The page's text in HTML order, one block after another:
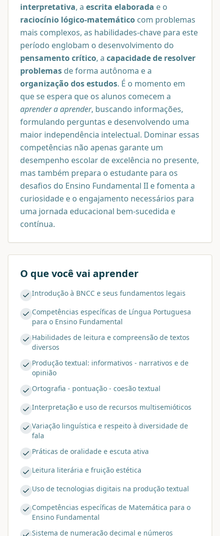
interpretativa, a escrita elaborada e o
raciocínio lógico-matemático com problemas
mais complexos, as habilidades-chave para este
período englobam o desenvolvimento do
pensamento crítico, a capacidade de resolver
problemas de forma autônoma e a
organização dos estudos. É o momento em
que se espera que os alunos comecem a
aprender a aprender, buscando informações,
formulando perguntas e desenvolvendo uma
maior independência intelectual. Dominar essas
competências não apenas garante um
desempenho escolar de excelência no presente,
mas também prepara o estudante para os
desafios do Ensino Fundamental II e fomenta a
curiosidade e o engajamento necessários para
uma jornada educacional bem-sucedida e
contínua.
O que você vai aprender
Introdução à BNCC e seus fundamentos legais
Competências específicas de Língua Portuguesa
para o Ensino Fundamental
Habilidades de leitura e compreensão de textos
diversos
Produção textual: informativos - narrativos e de
opinião
Ortografia - pontuação - coesão textual
Interpretação e uso de recursos multisemióticos
Variação linguística e respeito à diversidade de
fala
Práticas de oralidade e escuta ativa
Leitura literária e fruição estética
Uso de tecnologias digitais na produção textual
Competências específicas de Matemática para o
Ensino Fundamental
Sistema de numeração decimal e números